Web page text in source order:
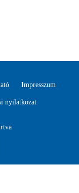
Impresszum
nyilatkozat